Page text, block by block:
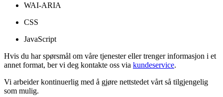
WAI-ARIA
CSS
JavaScript
Hvis du har spørsmål om våre tjenester eller trenger informasjon i et
annet format, ber vi deg kontakte oss via kundeservice.
Vi arbeider kontinuerlig med å gjøre nettstedet vårt så tilgjengelig
som mulig.